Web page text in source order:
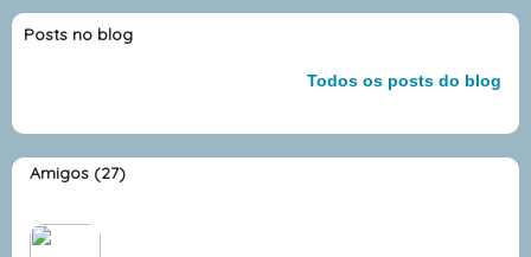
Posts no blog
Todos os posts do blog
Amigos (27)